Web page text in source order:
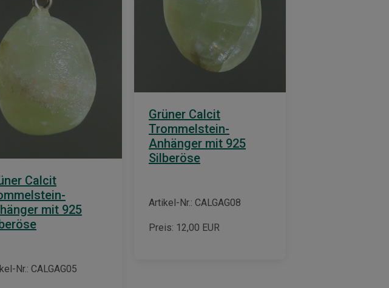
Calcit
mit 925
Nr.: CALGAG05
Grüner Calcit
Trommelstein-
Anhänger mit 925
Silberöse
Artikel-Nr.: CALGAG08
Preis: 12,00 EUR